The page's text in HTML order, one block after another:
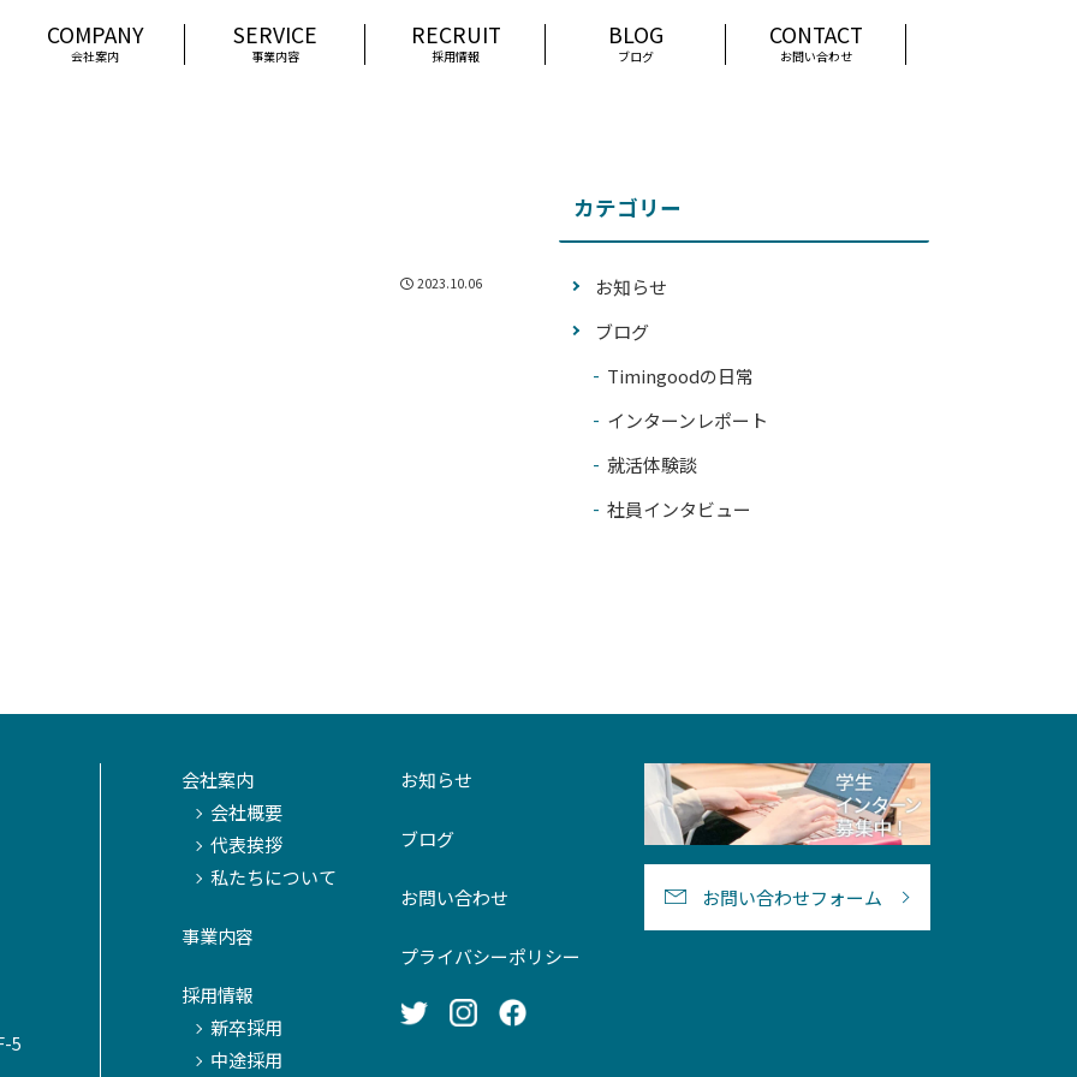
会社案内 事業内容 採用情報 ブログ お問い合わせ
2023.10.06
カテゴリー
お知らせ
ブログ
Timingoodの日常
インターンレポート
就活体験談
社員インタビュー
5
会社案内
会社概要
代表挨拶
私たちについて
事業内容
採用情報
新卒採用
中途採用
お知らせ
ブログ
お問い合わせ
プライバシーポリシー
お問い合わせフォーム